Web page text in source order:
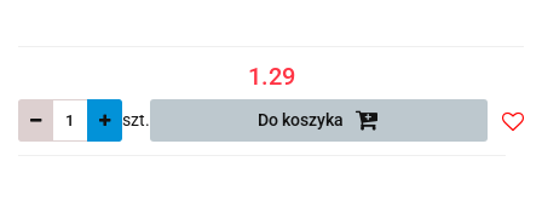
1.29
szt. Do koszyka